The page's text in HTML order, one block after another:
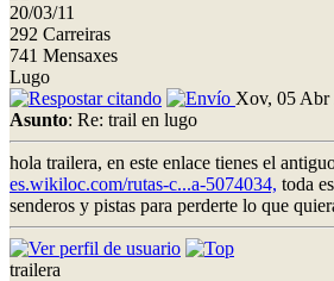
20/03/11
292 Carreiras
741 Mensaxes
Lugo
Xov, 05 Abr
Asunto: Re: trail en lugo
hola trailera, en este enlace tienes el
es.wikiloc.com/rutas-c...a-5074034, toda
senderos y pistas para perderte lo que
trailera